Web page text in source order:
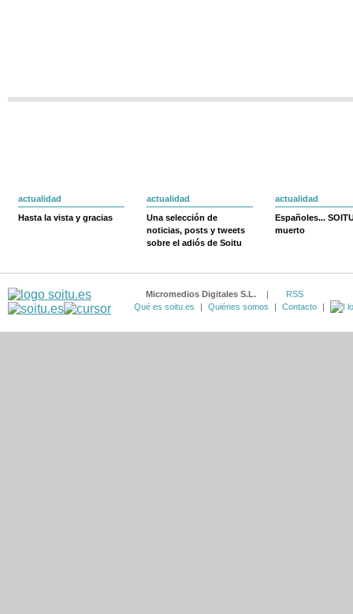
actualidad
Hasta la vista y gracias
actualidad
Una selección de
noticias, posts y tweets
sobre el adiós de Soitu
actualidad
Españoles...
muerto
Micromedios Digitales S.L. |
RSS
Qué es soitu.es
| Quiénes somos | Contacto |